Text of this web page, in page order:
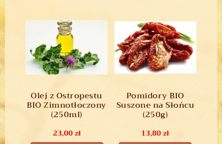
Olej z Ostropestu
BIO Zimnotłoczony
(250ml)
23,00zł
Pomidory BIO
Suszone na Słońcu
(250g)
13,80zł